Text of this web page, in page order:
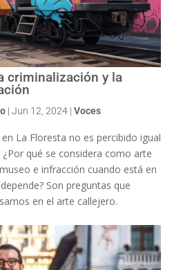
criminalización y la
| Jun 12, 2024| Voces
La Floresta no es percibido igual
¿Por qué se considera como arte
e infracción cuando está en
Son preguntas que
en el arte callejero.